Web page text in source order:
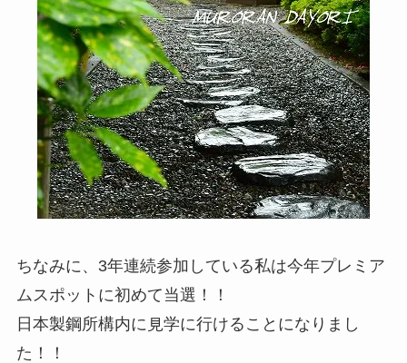
ちなみに、3年連続参加している私は今年プレミア
ムスポットに初めて当選！！
日本製鋼所構内に見学に行けることになりまし
た！！